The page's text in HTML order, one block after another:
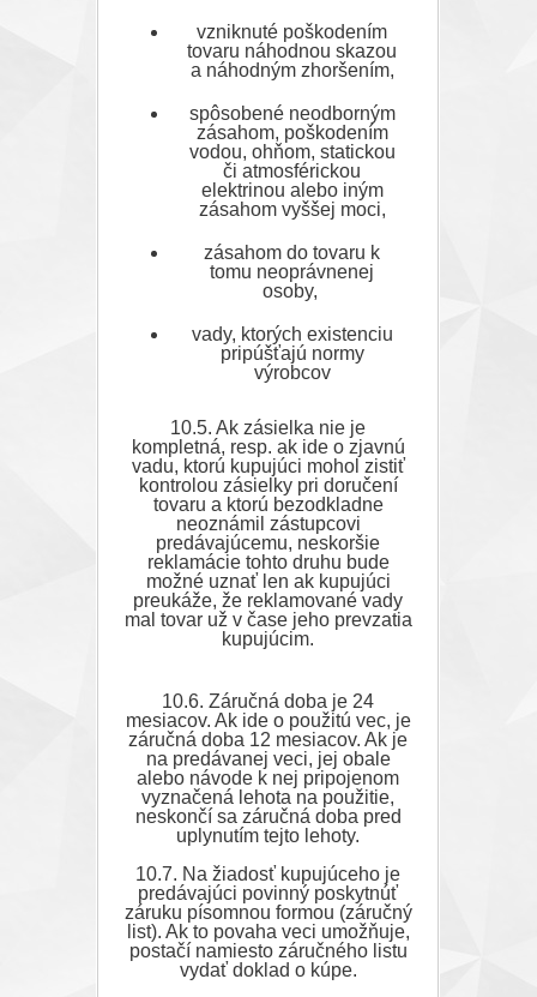
vzniknuté poškodením
tovaru náhodnou skazou
a náhodným zhoršením,
spôsobené neodborným
zásahom, poškodením
vodou, ohňom, statickou
či atmosférickou
elektrinou alebo iným
zásahom vyššej moci,
zásahom do tovaru k
tomu neoprávnenej
osoby,
vady, ktorých existenciu
pripúšťajú normy
výrobcov
10.5. Ak zásielka nie je
kompletná, resp. ak ide o zjavnú
vadu, ktorú kupujúci mohol zistiť
kontrolou zásielky pri doručení
tovaru a ktorú bezodkladne
neoznámil zástupcovi
predávajúcemu, neskoršie
reklamácie tohto druhu bude
možné uznať len ak kupujúci
preukáže, že reklamované vady
mal tovar už v čase jeho prevzatia
kupujúcim.
10.6. Záručná doba je 24
mesiacov. Ak ide o použitú vec, je
záručná doba 12 mesiacov. Ak je
na predávanej veci, jej obale
alebo návode k nej pripojenom
vyznačená lehota na použitie,
neskončí sa záručná doba pred
uplynutím tejto lehoty.
10.7. Na žiadosť kupujúceho je
predávajúci povinný poskytnúť
záruku písomnou formou (záručný
list). Ak to povaha veci umožňuje,
postačí namiesto záručného listu
vydať doklad o kúpe.